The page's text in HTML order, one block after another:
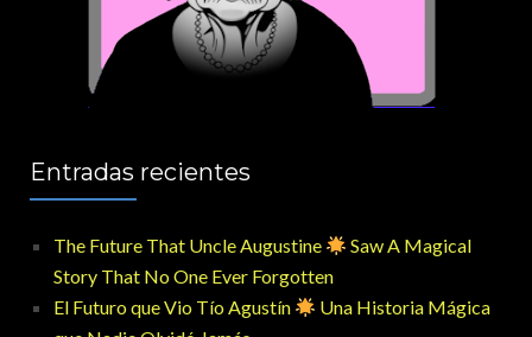
Entradas recientes
The Future That Uncle Augustine
Saw A Magical
Story That No One Ever Forgotten
El Futuro que Vio Tío Agustín
Una Historia Mágica